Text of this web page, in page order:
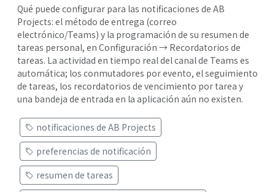
Qué puede configurar para las notificaciones de AB
Projects: el método de entrega (correo
electrónico/Teams) y la programación de su resumen de
tareas personal, en Configuración → Recordatorios de
tareas. La actividad en tiempo real del canal de Teams es
automática; los conmutadores por evento, el seguimiento
de tareas, los recordatorios de vencimiento por tarea y
una bandeja de entrada en la aplicación aún no existen.
notificaciones de AB Projects
preferencias de notificación
resumen de tareas